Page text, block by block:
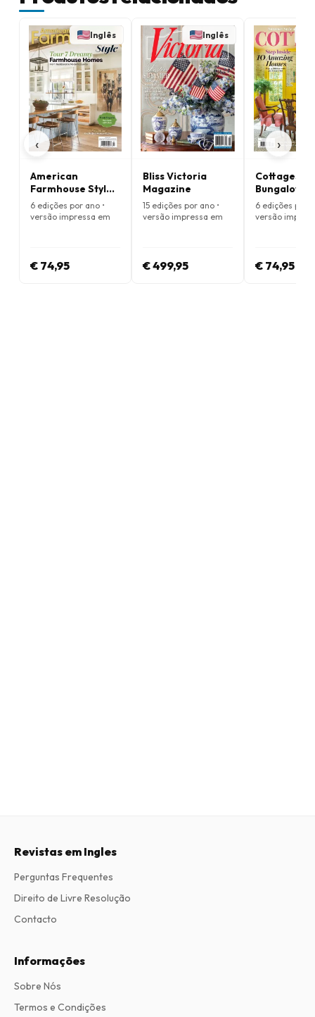
‹
Inglês
American
Farmhouse Style
Magazine
6 edições por ano •
versão impressa em
€ 74,95
Inglês
Bliss Victoria
Magazine
15 edições por ano •
versão impressa em
€ 499,95
Cottages &
Bungalows
Magazine
6 edições por
versão
€ 74,95
›
Revistas em Ingles
Perguntas Frequentes
Direito de Livre Resolução
Contacto
Informações
Sobre Nós
Termos e Condições